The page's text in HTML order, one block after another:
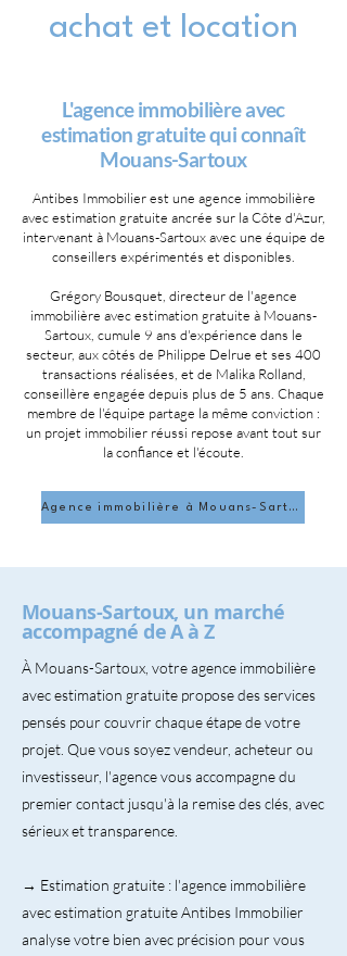
achat et location
L'agence immobilière avec
estimation gratuite qui connaît
Mouans-Sartoux
Antibes Immobilier est une agence immobilière
avec estimation gratuite ancrée sur la Côte d'Azur,
intervenant à Mouans-Sartoux avec une équipe de
conseillers expérimentés et disponibles.
Grégory Bousquet, directeur de l'agence
immobilière avec estimation gratuite à Mouans-
Sartoux, cumule 9 ans d'expérience dans le
secteur, aux côtés de Philippe Delrue et ses 400
transactions réalisées, et de Malika Rolland,
conseillère engagée depuis plus de 5 ans. Chaque
membre de l'équipe partage la même conviction :
un projet immobilier réussi repose avant tout sur
la confiance et l'écoute.
Agence immobilière à Mouans-Sartoux
Mouans-Sartoux, un marché
accompagné de A à Z
À Mouans-Sartoux, votre agence immobilière
avec estimation gratuite propose des services
pensés pour couvrir chaque étape de votre
projet. Que vous soyez vendeur, acheteur ou
investisseur, l'agence vous accompagne du
premier contact jusqu'à la remise des clés, avec
sérieux et transparence.
→ Estimation gratuite : l'agence immobilière
avec estimation gratuite Antibes Immobilier
analyse votre bien avec précision pour vous